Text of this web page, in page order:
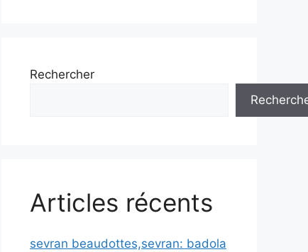
Rechercher
Articles récents
sevran beaudottes,sevran: badola